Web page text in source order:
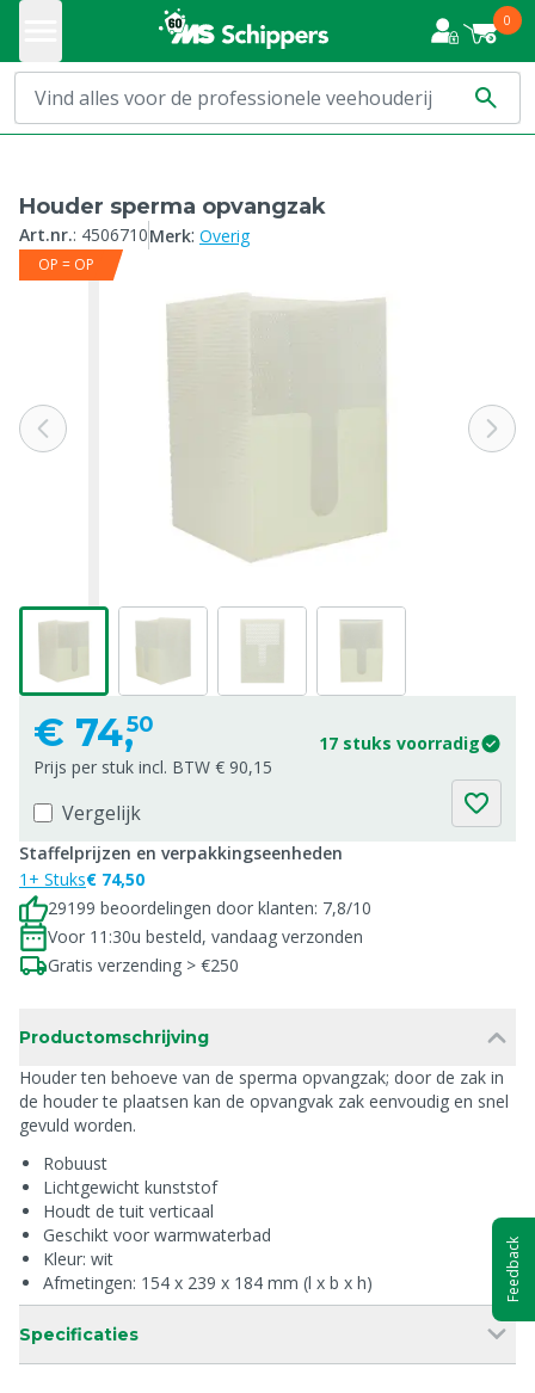
0
Houder sperma opvangzak
Art.nr.: 4506710Merk: Overig
OP = OP
€ 74,50
17 stuks voorradig
Prijs per stuk incl. BTW € 90,15
Vergelijk
Staffelprijzen en verpakkingseenheden
1+ Stuks€ 74,50
29199 beoordelingen door klanten: 7,8/10
Voor 11:30u besteld, vandaag verzonden
Gratis verzending > €250
Productomschrijving
Houder ten behoeve van de sperma opvangzak; door de zak in
de houder te plaatsen kan de opvangvak zak eenvoudig en snel
gevuld worden.
Robuust
Lichtgewicht kunststof
Houdt de tuit verticaal
Geschikt voor warmwaterbad
Kleur: wit
Afmetingen: 154 x 239 x 184 mm (l x b x h)
Specificaties
Feedback